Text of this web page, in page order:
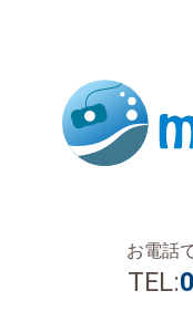
お電話
TEL: